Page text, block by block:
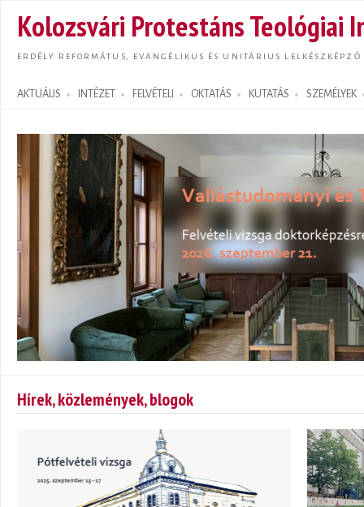
Kolozsvári Protestáns Teológiai
ERDÉLY REFORMÁTUS, EVANGÉLIKUS ÉS UNITÁRIUS LELKÉSZKÉPZŐ
AKTUÁLIS INTÉZET FELVÉTELI OKTATÁS KUTATÁS SZEMÉLYEK
Search form
Hírek, közlemények, blogok